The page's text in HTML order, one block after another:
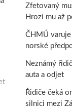
Zfetovaný
Hrozí mu až
ČHMÚ
norské
Neznámý
auta a odjet
Řidiče čeká
silnici mezi